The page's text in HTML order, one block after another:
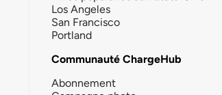
Los Angeles
San Francisco
Portland
Communauté ChargeHub
Abonnement